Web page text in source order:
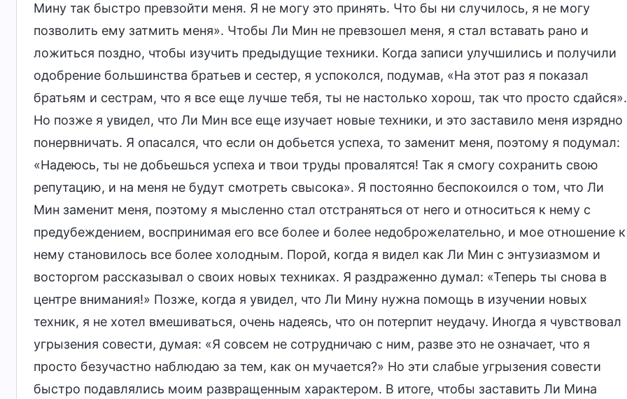
Мину так быстро превзойти меня. Я не могу это принять. Что бы ни случилось, я не могу
позволить ему затмить меня». Чтобы Ли Мин не превзошел меня, я стал вставать рано и
ложиться поздно, чтобы изучить предыдущие техники. Когда записи улучшились и получили
одобрение большинства братьев и сестер, я успоколся, подумав, «На этот раз я показал
братьям и сестрам, что я все еще лучше тебя, ты не настолько хорош, так что просто сдайся».
Но позже я увидел, что Ли Мин все еще изучает новые техники, и это заставило меня изрядно
понервничать. Я опасался, что если он добьется успеха, то заменит меня, поэтому я подумал:
«Надеюсь, ты не добьешься успеха и твои труды провалятся! Так я смогу сохранить свою
репутацию, и на меня не будут смотреть свысока». Я постоянно беспокоился о том, что Ли
Мин заменит меня, поэтому я мысленно стал отстраняться от него и относиться к нему с
предубеждением, воспринимая его все более и более недоброжелательно, и мое отношение к
нему становилось все более холодным. Порой, когда я видел как Ли Мин с энтузиазмом и
восторгом рассказывал о своих новых техниках. Я раздраженно думал: «Теперь ты снова в
центре внимания!» Позже, когда я увидел, что Ли Мину нужна помощь в изучении новых
техник, я не хотел вмешиваться, очень надеясь, что он потерпит неудачу. Иногда я чувствовал
угрызения совести, думая: «Я совсем не сотрудничаю с ним, разве это не означает, что я
просто безучастно наблюдаю за тем, как он мучается?» Но эти слабые угрызения совести
быстро подавлялись моим развращенным характером. В итоге, чтобы заставить Ли Мина